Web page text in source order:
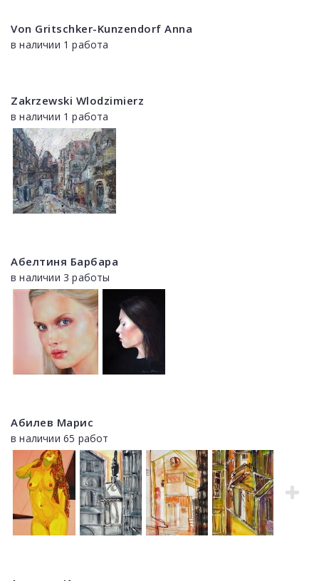
Von Gritschker-Kunzendorf Anna
в наличии 1 работа
Zakrzewski Wlodzimierz
в наличии 1 работа
Абелтиня Барбара
в наличии 3 работы
Абилев Марис
в наличии 65 работ